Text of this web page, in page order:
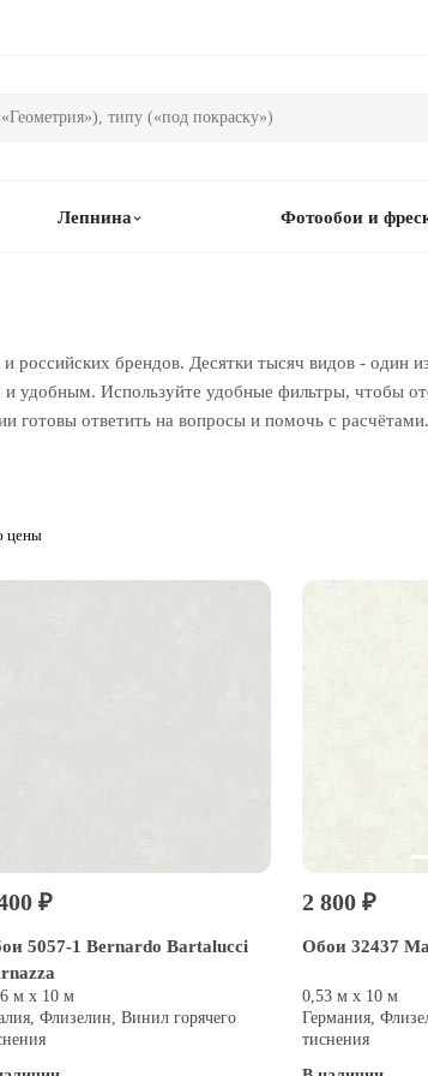
Лепнина Фотообои и
российских брендов. Десятки тысяч видов - один
удобным. Используйте удобные фильтры, чтобы
готовы ответить на вопросы и помочь с расчётами.
цены
₽
5057-1 Bernardo Bartalucci
м х 10 м
Флизелин, Винил горячего
2 800 ₽
Обои 32437
0,53 м х 10 м
Германия,
тиснения